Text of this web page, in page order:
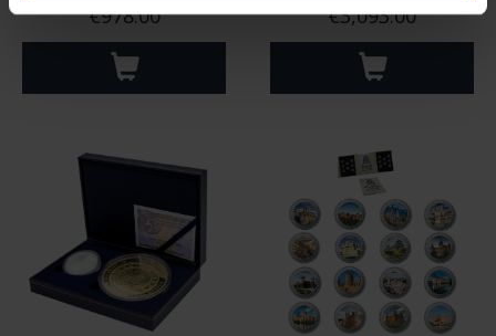
PICASSO (2023)
OUNCES SET
€978.00
SOROLLA CENTENARY
(2023) FULL SET
€3,093.00